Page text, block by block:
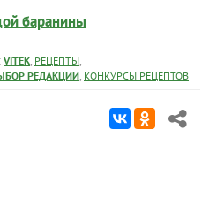
баранины
VITEK, РЕЦЕПТЫ,
РЕДАКЦИИ, КОНКУРСЫ РЕЦЕПТОВ